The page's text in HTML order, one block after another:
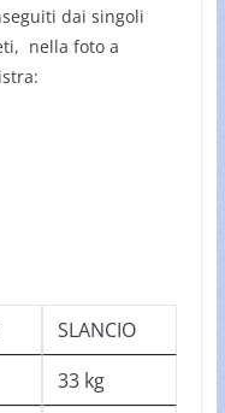
dai singoli
nella foto a
SLANCIO
33 kg